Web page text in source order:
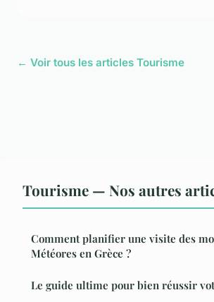
← Voir tous les articles Tourisme
Tourisme — Nos autres
Comment planifier une visite des
Météores en Grèce ?
Le guide ultime pour bien réussir